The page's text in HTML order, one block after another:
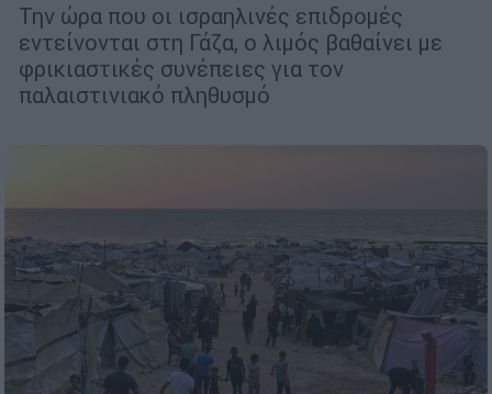
Την ώρα που οι ισραηλινές επιδρομές
εντείνονται στη Γάζα, ο λιμός βαθαίνει με
φρικιαστικές συνέπειες για τον
παλαιστινιακό πληθυσμό